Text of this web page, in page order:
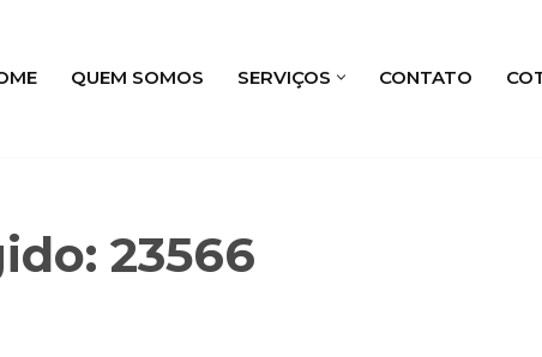
QUEM SOMOS SERVIÇOS CONTATO
23566